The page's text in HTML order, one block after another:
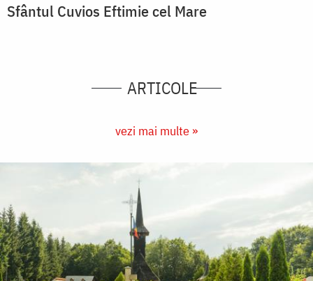
Sfântul Cuvios Eftimie cel Mare
ARTICOLE
vezi mai multe »